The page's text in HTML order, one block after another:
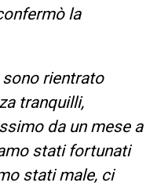
la
sono rientrato
tranquilli,
da un mese a
stati fortunati
stati male, ci